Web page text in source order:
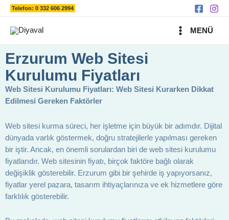
İçeriğeTelefon: 0 332 606 2994
MAIN
MENÜ
Erzurum Web Sitesi
Kurulumu Fiyatları
Web Sitesi Kurulumu Fiyatları: Web Sitesi Kurarken Dikkat
Edilmesi Gereken Faktörler
Web sitesi kurma süreci, her işletme için büyük bir adımdır. Dijital
dünyada varlık göstermek, doğru stratejilerle yapılması gereken
bir iştir. Ancak, en önemli sorulardan biri de web sitesi kurulumu
fiyatlarıdır. Web sitesinin fiyatı, birçok faktöre bağlı olarak
değişiklik gösterebilir. Erzurum gibi bir şehirde iş yapıyorsanız,
fiyatlar yerel pazara, tasarım ihtiyaçlarınıza ve ek hizmetlere göre
farklılık gösterebilir.
Ara